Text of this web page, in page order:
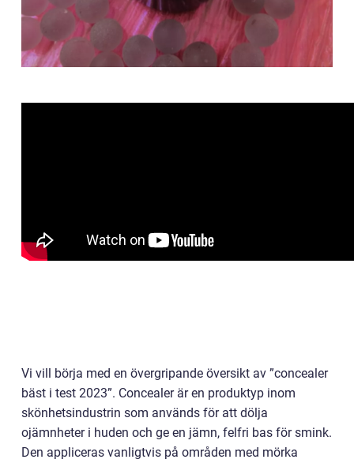
Vi vill börja med en övergripande översikt av ”concealer
bäst i test 2023”. Concealer är en produktyp inom
skönhetsindustrin som används för att dölja
ojämnheter i huden och ge en jämn, felfri bas för smink.
Den appliceras vanligtvis på områden med mörka